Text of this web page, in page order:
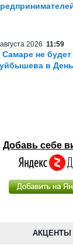
2026 11:59
Самаре не
в
Добавь себе
АКЦЕНТЫ